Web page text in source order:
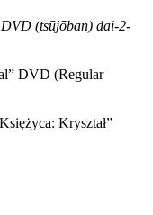
(tsūjōban) dai-2-
DVD (Regular
Kryształ”